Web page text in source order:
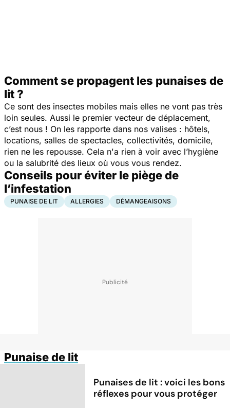
Comment se propagent les punaises de
lit ?
Ce sont des insectes mobiles mais elles ne vont pas très
loin seules. Aussi le premier vecteur de déplacement,
c’est nous ! On les rapporte dans nos valises : hôtels,
locations, salles de spectacles, collectivités, domicile,
rien ne les repousse. Cela n'a rien à voir avec l’hygiène
ou la salubrité des lieux où vous vous rendez.
Conseils pour éviter le piège de
l’infestation
PUNAISE DE LIT ALLERGIES DÉMANGEAISONS
Punaise de lit
Punaises de lit : voici les bons
réflexes pour vous protéger